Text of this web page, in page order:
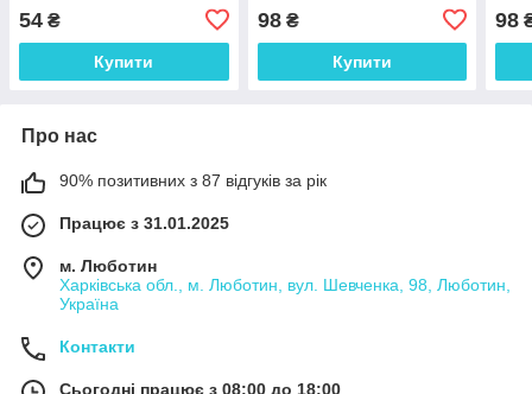
54 ₴
Купити
98₴
Купити
98
Про нас
90% позитивних з 87 відгуків за рік
Працює з 31.01.2025
м. Люботин
Харківська обл., м. Люботин, вул. Шевченка, 98, Люботин,
Україна
Контакти
Сьогодні працює з 08:00 до 18:00